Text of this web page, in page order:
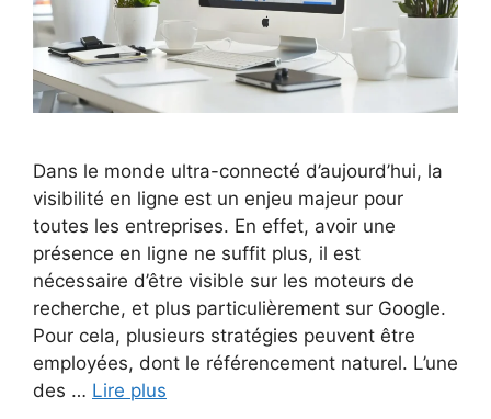
Dans le monde ultra-connecté d’aujourd’hui, la
visibilité en ligne est un enjeu majeur pour
toutes les entreprises. En effet, avoir une
présence en ligne ne suffit plus, il est
nécessaire d’être visible sur les moteurs de
recherche, et plus particulièrement sur Google.
Pour cela, plusieurs stratégies peuvent être
employées, dont le référencement naturel. L’une
des … Lire plus